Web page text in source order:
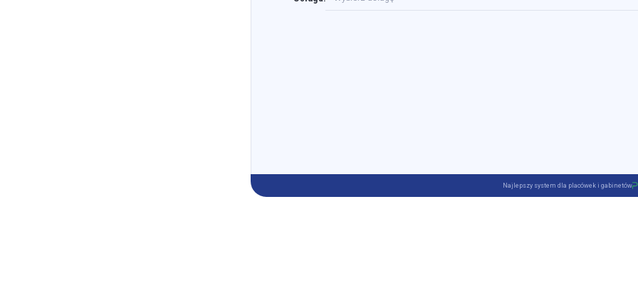
Najlepszy system dla placówek i gabinetów